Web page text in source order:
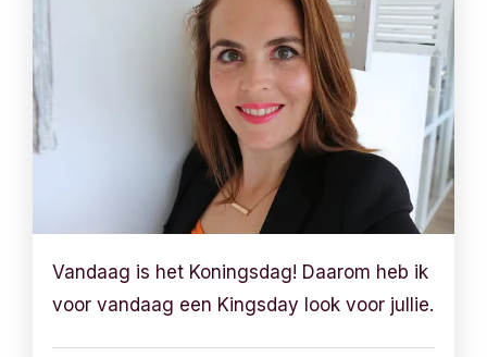
Vandaag is het Koningsdag! Daarom heb ik
voor vandaag een Kingsday look voor jullie.